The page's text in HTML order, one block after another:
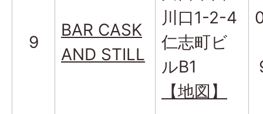
9
BAR CASK
AND STILL
川口1-2-4
仁志町ビ
ルB1
【地図】